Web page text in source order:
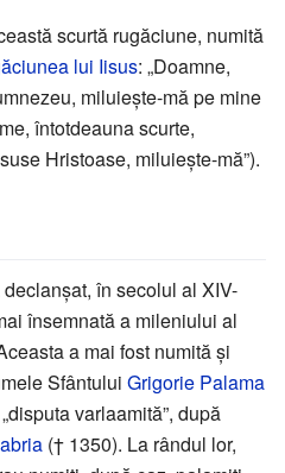
scurtă rugăciune, numită
lui Iisus: „Doamne,
miluiește-mă pe mine
întotdeauna scurte,
Hristoase, miluiește-mă”).
în secolul al XIV-
însemnată a mileniului al
a mai fost numită și
Sfântului Grigorie Palama
varlaamită”, după
(† 1350). La rândul lor,